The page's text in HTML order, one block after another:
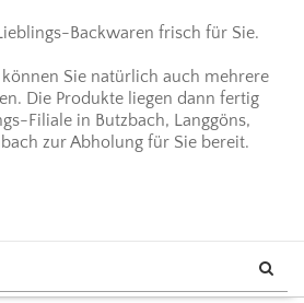
Backwaren frisch für Sie.
Sie natürlich auch mehrere
Die Produkte liegen dann fertig
Filiale in Butzbach, Langgöns,
zur Abholung für Sie bereit.